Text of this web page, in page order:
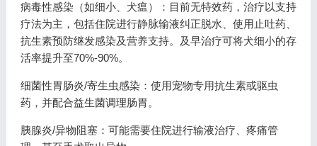
病毒性感染（如细小、犬瘟）：目前无特效药，治疗以支持
疗法为主，包括住院进行静脉输液纠正脱水、使用止吐药、
抗生素预防继发感染及营养支持。及早治疗可将犬细小的存
活率提升至70%-90%。
细菌性胃肠炎/寄生虫感染：使用宠物专用抗生素或驱虫
药，并配合益生菌调理肠胃。
胰腺炎/异物阻塞：可能需要住院进行输液治疗、疼痛管